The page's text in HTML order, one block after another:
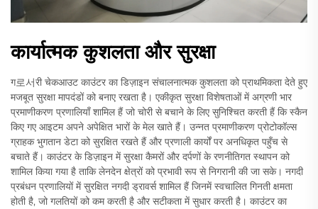
कार्यात्मक कुशलता और सुरक्षा
ग로서री चेकआउट काउंटर का डिज़ाइन संचालनात्मक कुशलता को प्राथमिकता देते हुए
मजबूत सुरक्षा मापदंडों को बनाए रखता है। एकीकृत सुरक्षा विशेषताओं में अग्रणी भार
प्रमाणीकरण प्रणालियाँ शामिल हैं जो चोरी से बचाने के लिए सुनिश्चित करती हैं कि स्कैन
किए गए आइटम अपने अपेक्षित भारों के मेल खाते हैं। उन्नत प्रमाणीकरण प्रोटोकॉल्स
ग्राहक भुगतान डेटा को सुरक्षित रखते हैं और प्रणाली कार्यों पर अनधिकृत पहुँच से
बचाते हैं। काउंटर के डिज़ाइन में सुरक्षा कैमरों और दर्पणों के रणनीतिगत स्थापन को
शामिल किया गया है ताकि लेनदेन क्षेत्रों को प्रभावी रूप से निगरानी की जा सके। नगदी
प्रबंधन प्रणालियों में सुरक्षित नगदी ड्रावर्स शामिल हैं जिनमें स्वचालित गिनती क्षमता
होती है, जो गलतियों को कम करती है और सटीकता में सुधार करती है। काउंटर का